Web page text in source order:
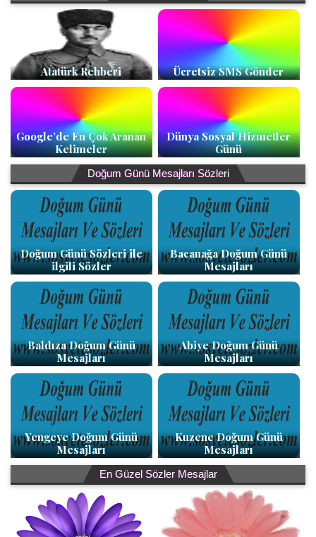
Atatürk Rehberi Ücretsiz SMS Gönder
Google’de En Çok Aranan
Kelimeler
Dünya Sosyal Hizmetler
Günü
Doğum Günü Mesajları Sözleri
Doğum Günü Sözleri ile
ilgili Sözler
Bacanağa Doğum Günü
Mesajları
Baldıza Doğum Günü
Mesajları
Abiye Doğum Günü
Mesajları
Yengeye Doğum Günü
Mesajları
Kuzene Doğum Günü
Mesajları
En Güzel Sözler Mesajlar